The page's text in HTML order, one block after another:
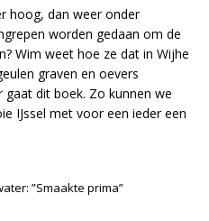
hoog, dan weer onder
worden gedaan om de
Wim weet hoe ze dat in Wijhe
graven en oevers
dit boek. Zo kunnen we
IJssel met voor een ieder een
”Smaakte prima”